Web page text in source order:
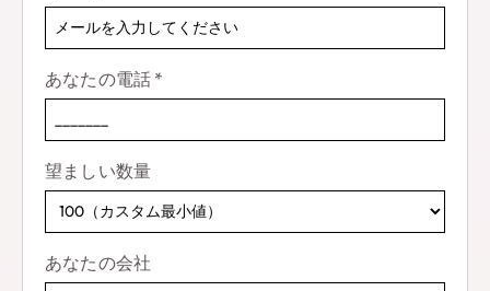
あなたの電話 *
望ましい数量
あなたの会社